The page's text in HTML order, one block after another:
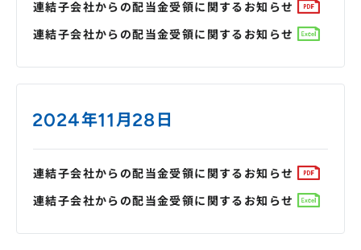
連結子会社からの配当金受領に関するお知らせ
連結子会社からの配当金受領に関するお知らせ
2024年11月28日
連結子会社からの配当金受領に関するお知らせ
連結子会社からの配当金受領に関するお知らせ